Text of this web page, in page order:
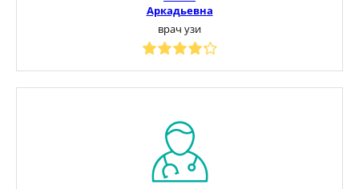
Аркадьевна
врач узи